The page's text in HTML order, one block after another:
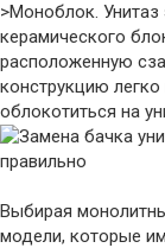
>Моноблок. Унитаз
керамического
расположенную
конструкцию
облокотиться на
Выбирая
модели, которые